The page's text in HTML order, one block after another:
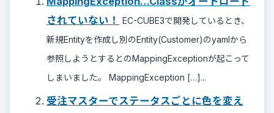
されていない！
EC-CUBE3で開発しているとき、
新規Entityを作成し別のEntity(Customer)のyamlから
参照しようとするとのMappingExceptionが起こって
しまいました。 MappingException […]...
受注マスターでステータスごとに色を変え